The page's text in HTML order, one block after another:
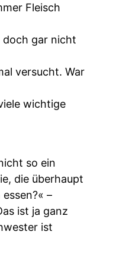
Fleisch
doch gar nicht
versucht. War
wichtige
so ein
die überhaupt
–
ist ja ganz
ist